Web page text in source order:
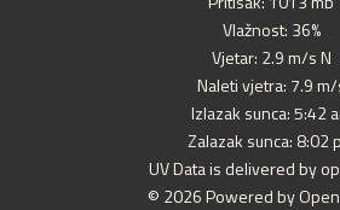
Vlažnost: 36%
Vjetar: 2.9 m/s N
Naleti vjetra: 7.9
Izlazak sunca: 5:42
Zalazak sunca: 8:02
UV Data is delivered by
© 2026 Powered by